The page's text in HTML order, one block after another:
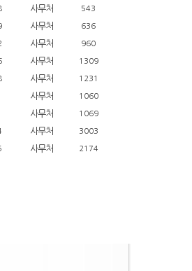
사무처 543
사무처 636
사무처 960
사무처 1309
사무처 1231
사무처 1060
사무처 1069
사무처 3003
사무처 2174